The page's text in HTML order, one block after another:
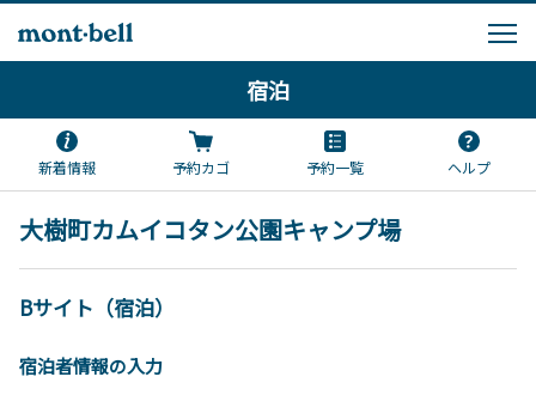
宿泊
新着情報 予約カゴ 予約一覧 ヘルプ
大樹町カムイコタン公園キャンプ場
Bサイト（宿泊）
宿泊者情報の入力